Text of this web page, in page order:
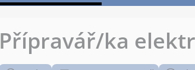
Přípravář/ka